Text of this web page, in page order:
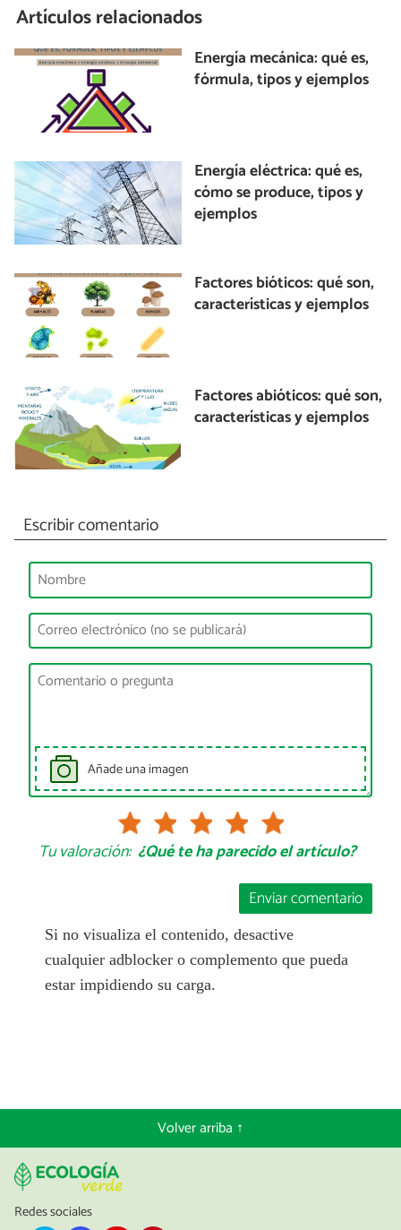
Artículos relacionados
Energía mecánica: qué es,
fórmula, tipos y ejemplos
Energía eléctrica: qué es,
cómo se produce, tipos y
ejemplos
Factores bióticos: qué son,
características y ejemplos
Factores abióticos: qué son,
características y ejemplos
Escribir comentario
Añade una imagen
Tu valoración: ¿Qué te ha parecido el artículo?
Enviar comentario
Si no visualiza el contenido, desactive
cualquier adblocker o complemento que pueda
estar impidiendo su carga.
Volver arriba ↑
Redes sociales